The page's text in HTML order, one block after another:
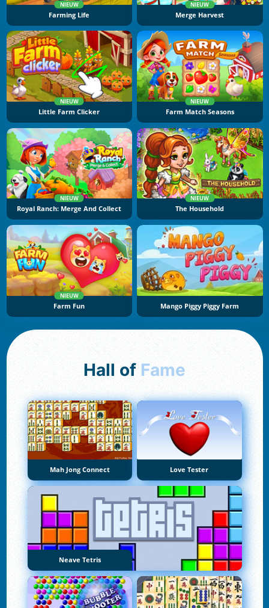
NIEUW
Farming Life
NIEUW
Merge Harvest
NIEUW
Little Farm Clicker
NIEUW
Farm Match Seasons
NIEUW
Royal Ranch: Merge And Collect
NIEUW
The Household
NIEUW
Farm Fun Mango Piggy Piggy Farm
Hall of Fame
Mah Jong Connect Love Tester
Neave Tetris